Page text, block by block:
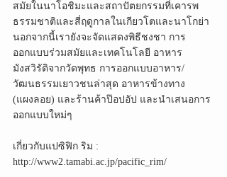
สมัยในนาโอชิมะและสถาปัตยกรรมที่เคารพ
ธรรมชาติและสี่ฤดูกาลในเกียวโตและนาโกย่า
นอกจากนี้เรายังจะจัดแสดงพิธีชงชา การ
ออกแบบร่วมสมัยและเทคโนโลยี อาหาร
มังสวิรัติจากวัดพุทธ การออกแบบอาหาร/
วัฒนธรรมเยาวชนล่าสุด อาหารข้างทาง
(แผงลอย) และร้านค้าป๊อปอัป และนำเสนอการ
ออกแบบใหม่ๆ
เกี่ยวกับแปซิฟิก ริม :
http://www2.tamabi.ac.jp/pacific_rim/